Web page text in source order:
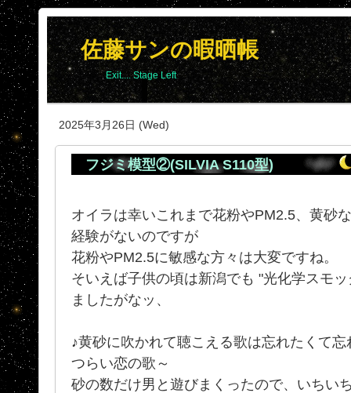
佐藤サンの暇晒帳
Exit.... Stage Left
2025年3月26日 (Wed)
フジミ模型②(SILVIA S110型)
オイラは幸いこれまで花粉やPM2.5、黄砂
経験がないのですが
花粉やPM2.5に敏感な方々は大変ですね。
そいえば子供の頃は新潟でも "光化学スモ
ましたがなッ、
♪黄砂に吹かれて聴こえる歌は忘れたくて
つらい恋の歌～
砂の数だけ男と遊びまくったので、いちい